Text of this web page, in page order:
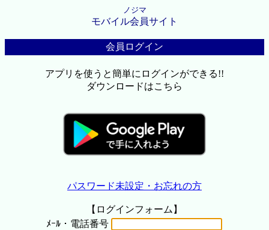
ノジマ
モバイル会員サイト
会員ログイン
アプリを使うと簡単にログインができる!!
ダウンロードはこちら
パスワード未設定・お忘れの方
【ログインフォーム】
ﾒｰﾙ・電話番号